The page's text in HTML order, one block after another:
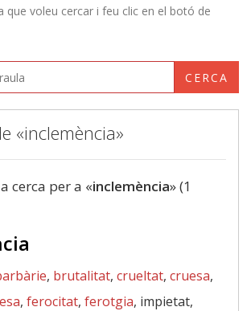
que voleu cercar i feu clic en el botó de
CERCA
«inclemència»
cerca per a «inclemència» (1
, brutalitat, crueltat, cruesa,
, ferocitat, ferotgia, impietat,